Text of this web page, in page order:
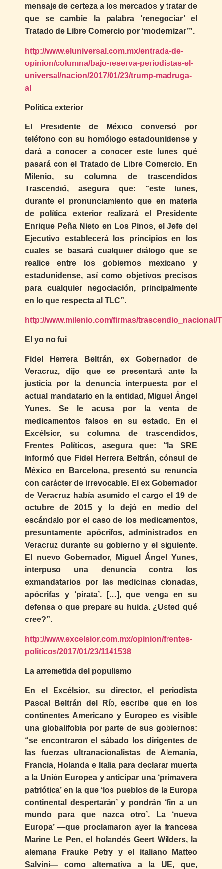
mensaje de certeza a los mercados y tratar de
que se cambie la palabra ‘renegociar’ el
Tratado de Libre Comercio por ‘modernizar’”.
http://www.eluniversal.com.mx/entrada-de-
opinion/columna/bajo-reserva-periodistas-el-
universal/nacion/2017/01/23/trump-madruga-
al
Política exterior
El Presidente de México conversó por
teléfono con su homólogo estadounidense y
dará a conocer a conocer este lunes qué
pasará con el Tratado de Libre Comercio. En
Milenio, su columna de trascendidos
Trascendió, asegura que: “este lunes,
durante el pronunciamiento que en materia
de política exterior realizará el Presidente
Enrique Peña Nieto en Los Pinos, el Jefe del
Ejecutivo establecerá los principios en los
cuales se basará cualquier diálogo que se
realice entre los gobiernos mexicano y
estadunidense, así como objetivos precisos
para cualquier negociación, principalmente
en lo que respecta al TLC”.
http://www.milenio.com/firmas/trascendio_nacional/
El yo no fui
Fidel Herrera Beltrán, ex Gobernador de
Veracruz, dijo que se presentará ante la
justicia por la denuncia interpuesta por el
actual mandatario en la entidad, Miguel Ángel
Yunes. Se le acusa por la venta de
medicamentos falsos en su estado. En el
Excélsior, su columna de trascendidos,
Frentes Políticos, asegura que: “la SRE
informó que Fidel Herrera Beltrán, cónsul de
México en Barcelona, presentó su renuncia
con carácter de irrevocable. El ex Gobernador
de Veracruz había asumido el cargo el 19 de
octubre de 2015 y lo dejó en medio del
escándalo por el caso de los medicamentos,
presuntamente apócrifos, administrados en
Veracruz durante su gobierno y el siguiente.
El nuevo Gobernador, Miguel Ángel Yunes,
interpuso una denuncia contra los
exmandatarios por las medicinas clonadas,
apócrifas y ‘pirata’. […], que venga en su
defensa o que prepare su huida. ¿Usted qué
cree?”.
http://www.excelsior.com.mx/opinion/frentes-
politicos/2017/01/23/1141538
La arremetida del populismo
En el Excélsior, su director, el periodista
Pascal Beltrán del Río, escribe que en los
continentes Americano y Europeo es visible
una globalifobia por parte de sus gobiernos:
“se encontraron el sábado los dirigentes de
las fuerzas ultranacionalistas de Alemania,
Francia, Holanda e Italia para declarar muerta
a la Unión Europea y anticipar una ‘primavera
patriótica’ en la que ‘los pueblos de la Europa
continental despertarán’ y pondrán ‘fin a un
mundo para que nazca otro’. La ‘nueva
Europa’ —que proclamaron ayer la francesa
Marine Le Pen, el holandés Geert Wilders, la
alemana Frauke Petry y el italiano Matteo
Salvini— como alternativa a la UE, que,